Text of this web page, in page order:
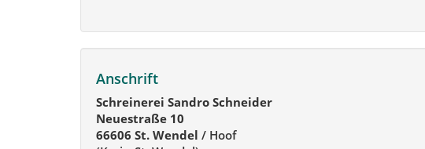
Anschrift
Schreinerei Sandro Schneider
Neuestraße 10
66606 St. Wendel / Hoof